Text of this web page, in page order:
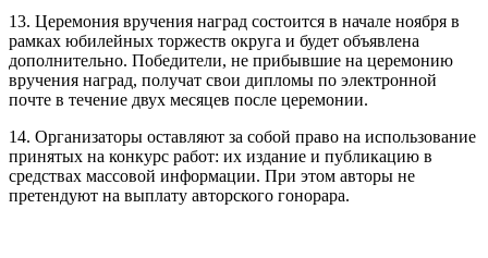
13. Церемония вручения наград состоится в начале ноября в
рамках юбилейных торжеств округа и будет объявлена
дополнительно. Победители, не прибывшие на церемонию
вручения наград, получат свои дипломы по электронной
почте в течение двух месяцев после церемонии.
14. Организаторы оставляют за собой право на использование
принятых на конкурс работ: их издание и публикацию в
средствах массовой информации. При этом авторы не
претендуют на выплату авторского гонорара.